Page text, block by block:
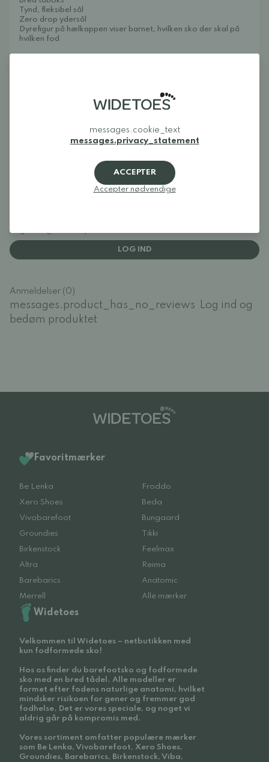
Tynd, fleksibel sål
Zero drop ydersål
Dyrefigur på hælkappen viser barnet, hvilken sko der skal på
hvilken fod
Normal i størrelsen, men følg størrelsestabellen.
Plejeinstruktioner: Rengør skoene med en fugtig klud. Ved
regelmæssigt at spraye med fx Collonil Organic Cover giver
du skoene beskyttelse mod snavs og væde.
Log ind og bedøm produktet
LOG IND
Anmeldelser (0)
messages.product_has_no_reviews
Log ind og
bedøm produktet
Favoritmærker
Be Lenka
Froddo
Xero Shoes
Beda
Vivobarefoot
Bungaard
Groundies
Tikki
Birkenstock
Feelmax
Altra
Reima
Barebarics
Anatomic
Merrell
Alle mærker
Widetoes
Velkommen til Widetoes – netbutikken med
kun fodformede sko!
Hos os finder du barefootsko og fodformede
sko med en bred tådel. Alle modeller er
formet efter fodens naturlige anatomi, hvilket
mindsker risikoen for gener og fremmer god
fodhelse. Det er vores speciale, og noget vi
aldrig går på kompromis med.
Vores sortiment omfatter populære mærker
som Be Lenka, Vivobarefoot, Xero Shoes,
Groundies, Barebarics, Birkenstock, Viba,
messages.cookie_text
messages.privacy_statement
ACCEPTER
Accepter nødvendige